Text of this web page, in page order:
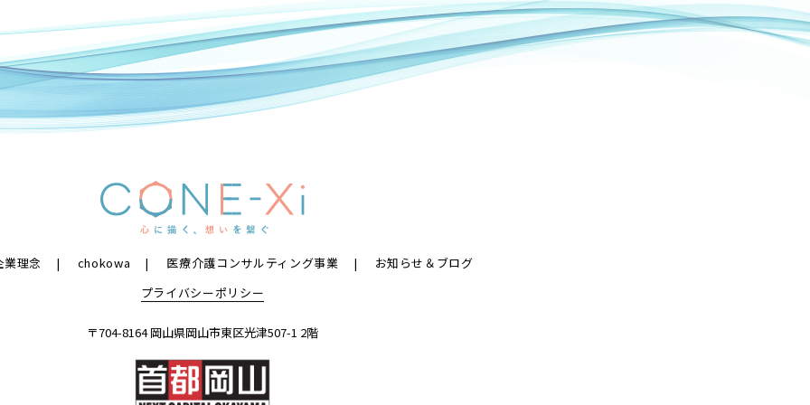
業理念 chokowa 医療介護コンサルティング事業
お知らせ＆ブログ
プライバシーポリシー
〒704-8164 岡山県岡山市東区光津507-1 2階